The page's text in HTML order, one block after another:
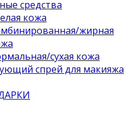
средства
кожа
жирная
cухая кожа
спрей для макияжа